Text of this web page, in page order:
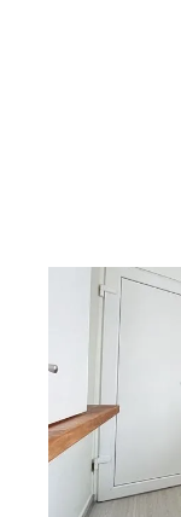
TROYES 10
19,11 m
, 1
Ref : 72025
par mois